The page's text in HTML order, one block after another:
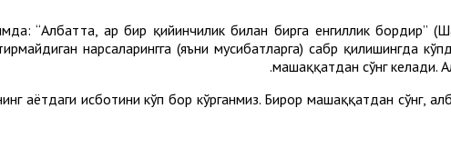
“Албатта, ҳар бир қийинчилик билан бирга енгиллик бордир”
нарсаларингга (яъни мусибатларга) сабр қилишингда
машаққатдан сўнг келади.
ҳаётдаги исботини кўп бор кўрганмиз. Бирор машаққатдан сўнг,